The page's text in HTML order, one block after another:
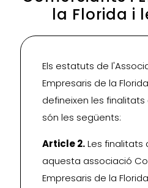
la Florida i
Els estatuts de
Empresaris de la
defineixen les
són les següents:
Article 2.Les finalitats
aquesta associació
Empresaris de la